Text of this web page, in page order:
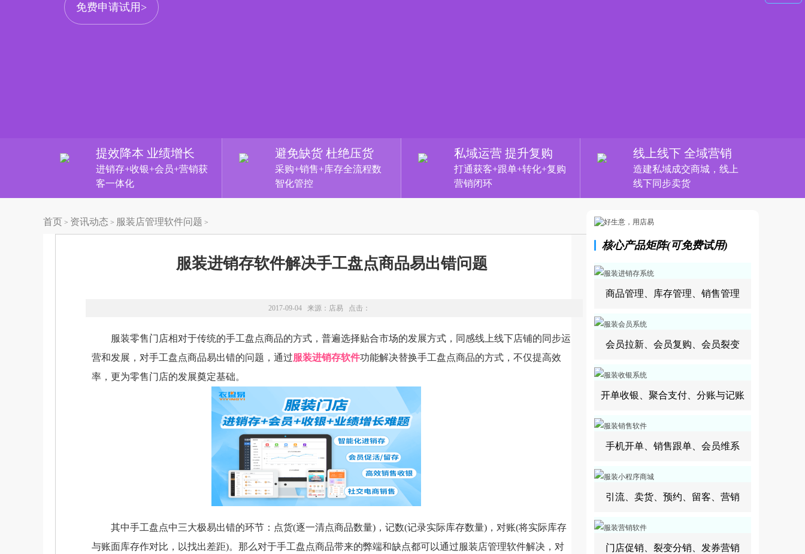
免费申请试用>
提效降本 业绩增长
进销存+收银+会员+营销获
客一体化
避免缺货 杜绝压货
采购+销售+库存全流程数
智化管控
私域运营 提升复购
打通获客+跟单+转化+复购
营销闭环
线上线下 全域营销
造建私域成交商城，线上
线下同步卖货
首页 > 资讯动态 > 服装店管理软件问题 >
服装进销存软件解决手工盘点商品易出错问题
2017-09-04 来源： 店易 点击：
服装零售门店相对于传统的手工盘点商品的方式，普遍选择贴合市场的发展方式，同感线上线下店铺的同步运
营和发展，对手工盘点商品易出错的问题，通过 服装进销存软件功能解决替换手工盘点商品的方式，不仅提高效
率，更为零售门店的发展奠定基础。
其中手工盘点中三大极易出错的环节：点货(逐一清点商品数量)，记数(记录实际库存数量)，对账(将实际库存
与账面库存作对比，以找出差距)。那么对于手工盘点商品带来的弊端和缺点都可以通过服装店管理软件解决，对
核心产品矩阵(可免费试用)
商品管理、库存管理、销售管理
会员拉新、会员复购、会员裂变
开单收银、聚合支付、分账与记账
手机开单、销售跟单、会员维系
引流、卖货、预约、留客、营销
门店促销、裂变分销、发券营销